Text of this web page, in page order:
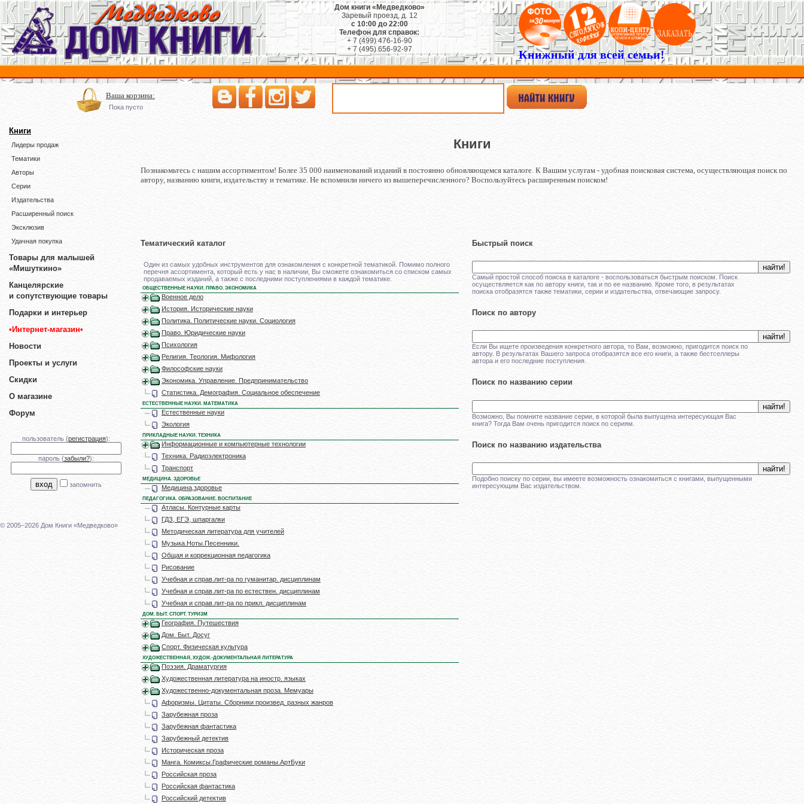
Дом книги «Медведково»
Заревый проезд, д. 12
с 10:00 до 22:00
Телефон для справок:
+ 7 (499) 476-16-90
+ 7 (495) 656-92-97
Книжный для всей семьи!
Ваша корзина:
Пока пусто
Книги
Лидеры продаж
Тематики
Авторы
Серии
Издательства
Расширенный поиск
Эксклюзив
Удачная покупка
Товары для малышей
«Мишуткино»
Канцелярские
и сопутствующие товары
Подарки и интерьер
•Интернет-магазин•
Новости
Проекты и услуги
Скидки
О магазине
Форум
пользователь (регистрация):
пароль (забыли?):
запомнить
© 2005–2026 Дом Книги «Медведково»
Книги
Познакомьтесь с нашим ассортиментом! Более 35 000 наименований изданий в постоянно обновляющемся каталоге. К Вашим услугам - удобная поисковая система, осуществляющая поиск по
автору, названию книги, издательству и тематике. Не вспомнили ничего из вышеперечисленного? Воспользуйтесь расширенным поиском!
Тематический каталог
Один из самых удобных инструментов для ознакомления с конкретной тематикой. Помимо полного
перечня ассортимента, который есть у нас в наличии, Вы сможете ознакомиться со списком самых
продаваемых изданий, а также с последними поступлениями в каждой тематике.
ОБЩЕСТВЕННЫЕ НАУКИ. ПРАВО. ЭКОНОМИКА
Военное дело
История. Исторические науки
Политика. Политические науки. Социология
Право. Юридические науки
Психология
Религия. Теология. Мифология
Философские науки
Экономика. Управление. Предпринимательство
Статистика. Демография. Социальное обеспечение
ЕСТЕСТВЕННЫЕ НАУКИ. МАТЕМАТИКА
Естественные науки
Экология
ПРИКЛАДНЫЕ НАУКИ. ТЕХНИКА
Информационные и компьютерные технологии
Техника. Радиоэлектроника
Транспорт
МЕДИЦИНА. ЗДОРОВЬЕ
Медицина,здоровье
ПЕДАГОГИКА. ОБРАЗОВАНИЕ. ВОСПИТАНИЕ
Атласы. Контурные карты
ГДЗ, ЕГЭ, шпаргалки
Методическая литература для учителей
Музыка.Ноты.Песенники.
Общая и коррекционная педагогика
Рисование
Учебная и справ.лит-ра по гуманитар. дисциплинам
Учебная и справ.лит-ра по естествен. дисциплинам
Учебная и справ.лит-ра по прикл. дисциплинам
ДОМ. БЫТ. СПОРТ. ТУРИЗМ
География. Путешествия
Дом. Быт. Досуг
Спорт. Физическая культура
ХУДОЖЕСТВЕННАЯ, ХУДОЖ.-ДОКУМЕНТАЛЬНАЯ ЛИТЕРАТУРА
Поэзия. Драматургия
Художественная литература на иностр. языках
Художественно-документальная проза. Мемуары
Афоризмы. Цитаты. Сборники произвед. разных жанров
Зарубежная проза
Зарубежная фантастика
Зарубежный детектив
Историческая проза
Манга. Комиксы.Графические романы.АртБуки
Российская проза
Российская фантастика
Российский детектив
Быстрый поиск
Самый простой способ поиска в каталоге - воспользоваться быстрым поиском. Поиск
осуществляется как по автору книги, так и по ее названию. Кроме того, в результатах
поиска отобразятся также тематики, серии и издательства, отвечающие запросу.
Поиск по автору
Если Вы ищете произведения конкретного автора, то Вам, возможно, пригодится поиск по
автору. В результатах Вашего запроса отобразятся все его книги, а также бестселлеры
автора и его последние поступления.
Поиск по названию серии
Возможно, Вы помните название серии, в которой была выпущена интересующая Вас
книга? Тогда Вам очень пригодится поиск по сериям.
Поиск по названию издательства
Подобно поиску по серии, вы имеете возможность ознакомиться с книгами, выпущенными
интересующим Вас издательством.